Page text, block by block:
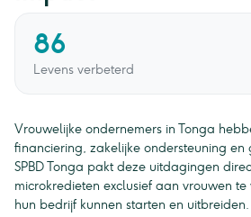
86
Levens verbeterd
Vrouwelijke ondernemers in Tonga
financiering, zakelijke ondersteuning en
SPBD Tonga pakt deze uitdagingen
microkredieten exclusief aan vrouwen
hun bedrijf kunnen starten en uitbreiden.